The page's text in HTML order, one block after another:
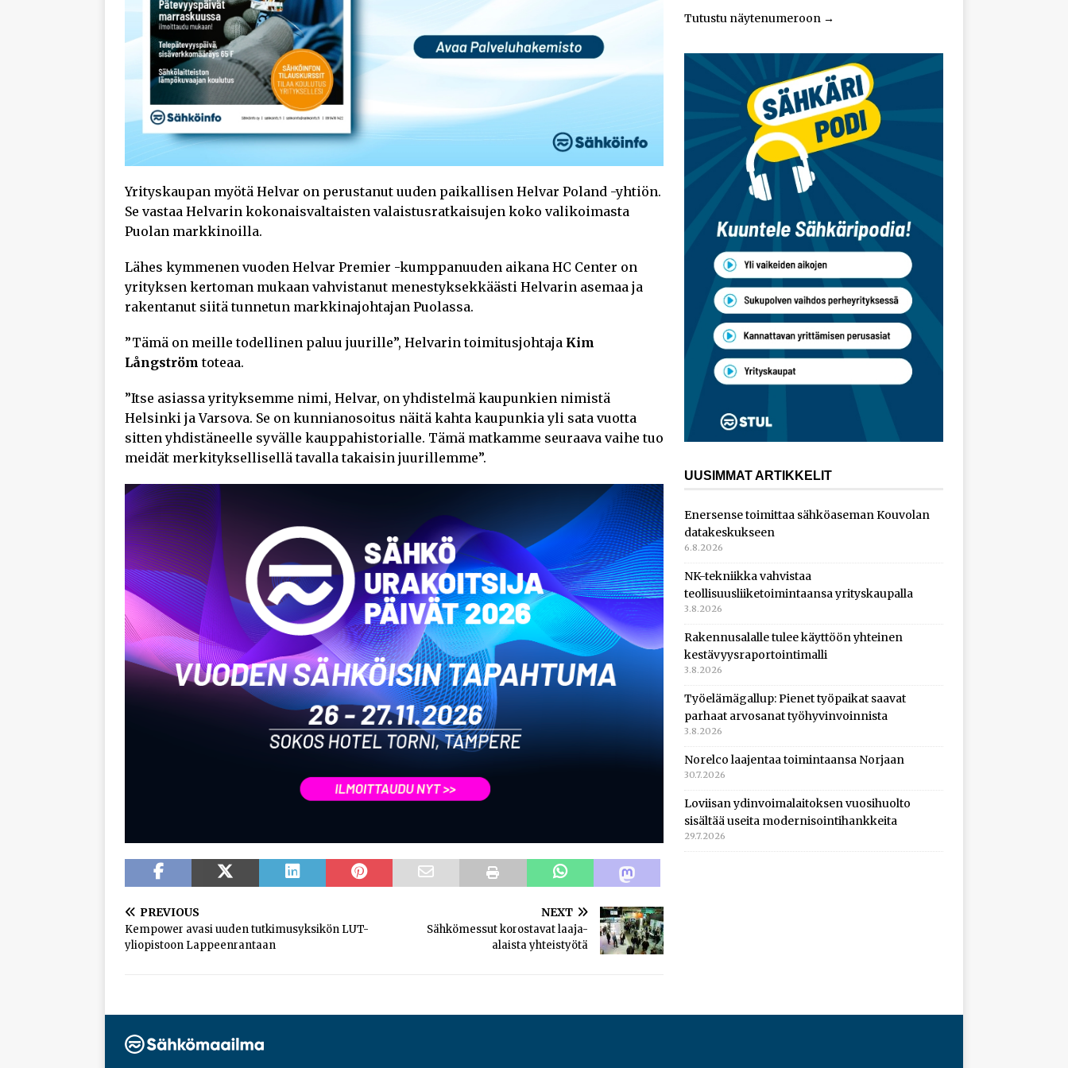
Yrityskaupan myötä Helvar on perustanut uuden paikallisen Helvar Poland -yhtiön.
Se vastaa Helvarin kokonaisvaltaisten valaistusratkaisujen koko valikoimasta
Puolan markkinoilla.
Lähes kymmenen vuoden Helvar Premier -kumppanuuden aikana HC Center on
yrityksen kertoman mukaan vahvistanut menestyksekkäästi Helvarin asemaa ja
rakentanut siitä tunnetun markkinajohtajan Puolassa.
”Tämä on meille todellinen paluu juurille”, Helvarin toimitusjohtaja Kim
Långströmtoteaa.
”Itse asiassa yrityksemme nimi, Helvar, on yhdistelmä kaupunkien nimistä
Helsinki ja Varsova. Se on kunnianosoitus näitä kahta kaupunkia yli sata vuotta
sitten yhdistäneelle syvälle kauppahistorialle. Tämä matkamme seuraava vaihe tuo
meidät merkityksellisellä tavalla takaisin juurillemme”.
PREVIOUS
Kempower avasi uuden tutkimusyksikön LUT-
yliopistoon Lappeenrantaan
NEXT
Sähkömessut korostavat laaja-
alaista yhteistyötä
Tutustu näytenumeroon→
UUSIMMAT ARTIKKELIT
Enersense toimittaa sähköaseman Kouvolan
datakeskukseen
6.8.2026
NK-tekniikka vahvistaa
teollisuusliiketoimintaansa yrityskaupalla
3.8.2026
Rakennusalalle tulee käyttöön yhteinen
kestävyysraportointimalli
3.8.2026
Työelämägallup: Pienet työpaikat saavat
parhaat arvosanat työhyvinvoinnista
3.8.2026
Norelco laajentaa toimintaansa Norjaan
30.7.2026
Loviisan ydinvoimalaitoksen vuosihuolto
sisältää useita modernisointihankkeita
29.7.2026